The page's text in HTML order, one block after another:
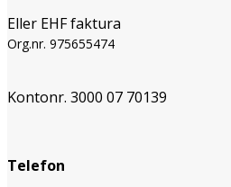
Eller EHF faktura
Org.nr. 975655474
Kontonr. 3000 07 70139
Telefon